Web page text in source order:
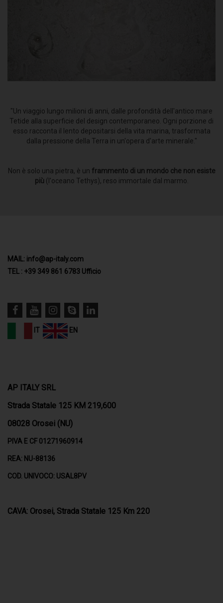
"Un viaggio lungo milioni di anni, dalle profondità dell'antico mare
Tetide alla superficie del design contemporaneo. Ogni porzione di
esso racconta il lento depositarsi della vita marina, trasformata
dalla pressione della Terra in un'opera d'arte minerale."
Non è solo una pietra, è un frammento di un mondo che non esiste
più (l'oceano Tethys), reso immortale dal marmo.
MAIL: info@ap-italy.com
TEL : +39 349 861 6783 Ufficio
IT EN
AP ITALY SRL
Strada Statale 125 KM 219,600
08028 Orosei (NU)
PIVA E CF 01271960914
REA: NU-88136
COD. UNIVOCO: USAL8PV
CAVA: Orosei, Strada Statale 125 Km 220